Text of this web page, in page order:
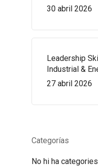
30 abril 2026
Leadership
Industrial &
27 abril 2026
Categorías
No hi ha categories